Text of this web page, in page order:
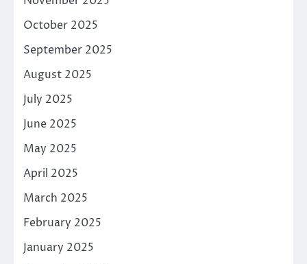
October 2025
September 2025
August 2025
July 2025
June 2025
May 2025
April 2025
March 2025
February 2025
January 2025